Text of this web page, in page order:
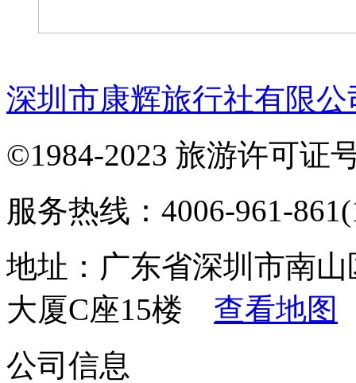
深圳市康辉旅行社有限
©1984-2023 旅游许可证
服务热线：4006-961-
地址：广东省深圳市南
大厦C座15楼 查看地图
公司信息